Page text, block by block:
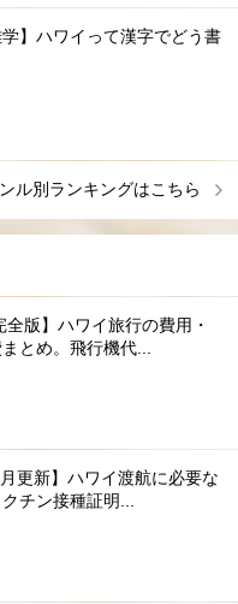
学】ハワイって漢字でどう書
ル別ランキングはこちら
全版】ハワイ旅行の費用・
とめ。飛行機代...
月更新】ハワイ渡航に必要な
チン接種証明...